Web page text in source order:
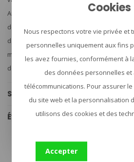
Amerikanen tot op de dag van vandaag.
de vrijheid, de kracht en de wildernis.
dan dat. Het is assertief en kent zijn eigen
merk kan het zich volledig identificeren
de reden waarom de bizon is het perfecte
Spécifications
Évaluations
Cookies
Nous respectons votre vie privée et
personnelles uniquement aux fins
les avez fournies, conformément à
des données personnelles et
télécommunications. Pour assurer
du site web et la personnalisation
utilisons des cookies et des
Accepter